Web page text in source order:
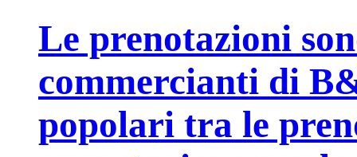
Le prenotazioni
commercianti di
popolari tra le